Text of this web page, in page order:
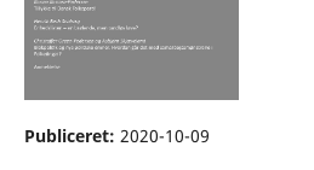
Publiceret: 2020-10-09